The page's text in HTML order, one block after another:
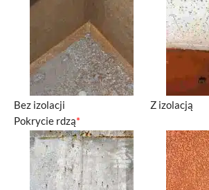
Bez izolacji
Z izolacją
*
Pokrycie rdzą